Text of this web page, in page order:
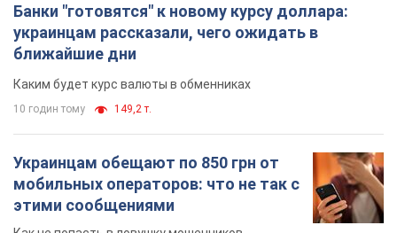
Банки "готовятся" к новому курсу доллара:
украинцам рассказали, чего ожидать в
ближайшие дни
Каким будет курс валюты в обменниках
10 годин тому 149,2 т.
Украинцам обещают по 850 грн от
мобильных операторов: что не так с
этими сообщениями